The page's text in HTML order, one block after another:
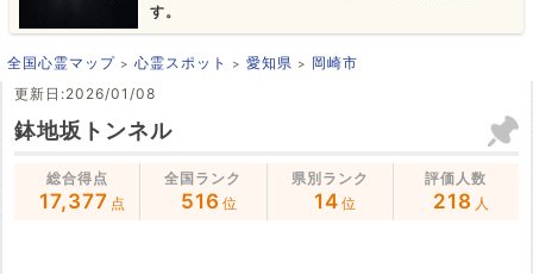
す。
全国心霊マップ 心霊スポット 愛知県
岡崎市
更新日:2026/01/08
鉢地坂トンネル
総合得点
17,377 点
全国ランク
516 位
県別ランク
14 位
評価人数
218 人